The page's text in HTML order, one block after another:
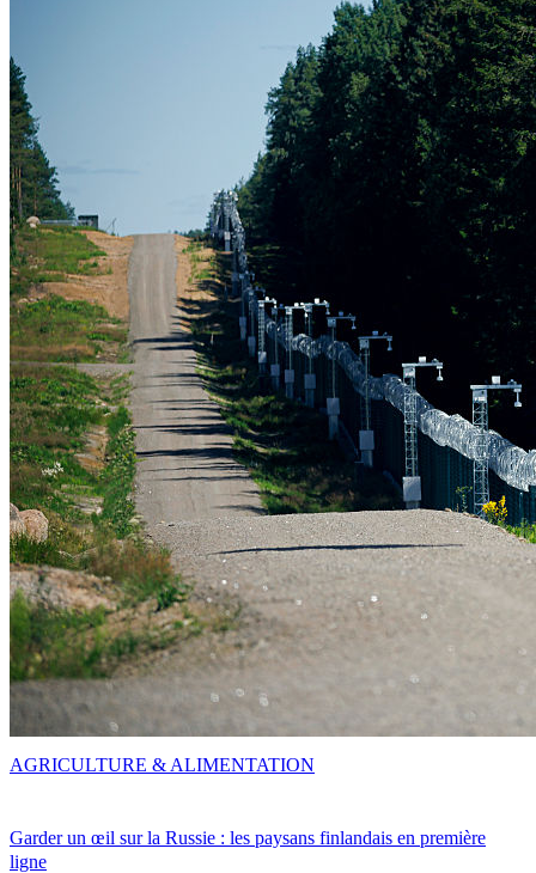
Garder un œil sur la Russie : les paysans finlandais en première
ligne
AGRICULTURE & ALIMENTATION